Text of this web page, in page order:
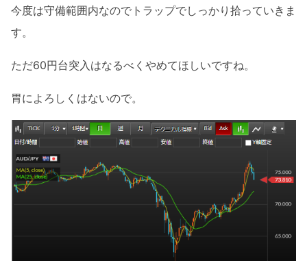
今度は守備範囲内なのでトラップでしっかり拾っていきま
す。
ただ60円台突入はなるべくやめてほしいですね。
胃によろしくはないので。